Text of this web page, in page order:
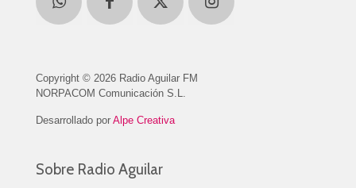
Copyright © 2026 Radio Aguilar FM
NORPACOM Comunicación S.L.
Desarrollado por Alpe Creativa
Sobre Radio Aguilar